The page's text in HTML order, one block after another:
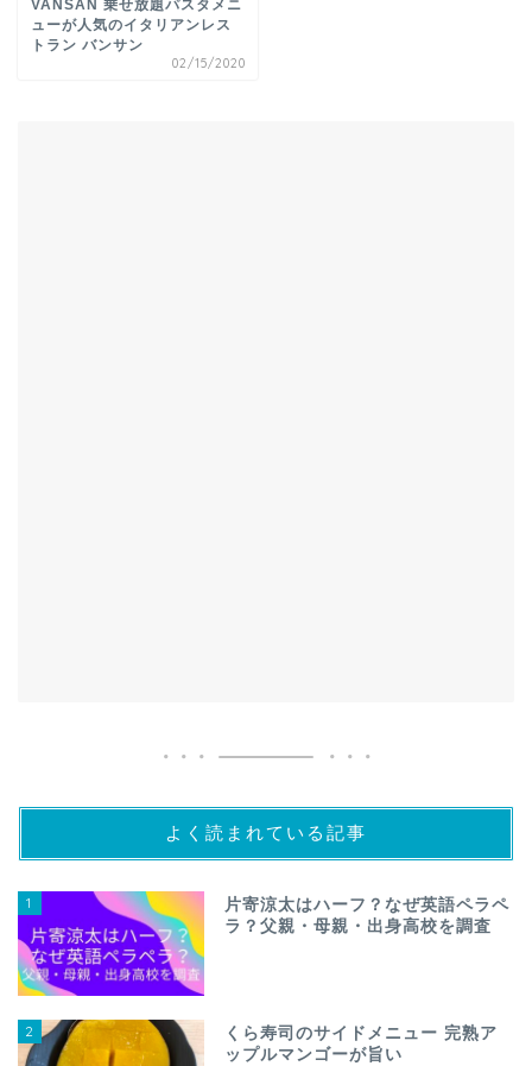
VANSAN 乗せ放題パスタメニ
ューが人気のイタリアンレス
トラン バンサン
02/15/2020
よく読まれている記事
1
片寄涼太はハーフ？なぜ英語ペラペ
ラ？父親・母親・出身高校を調査
2
くら寿司のサイドメニュー 完熟ア
ップルマンゴーが旨い